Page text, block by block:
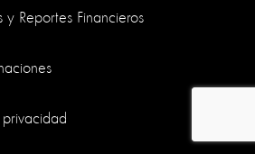
Reportes Financieros